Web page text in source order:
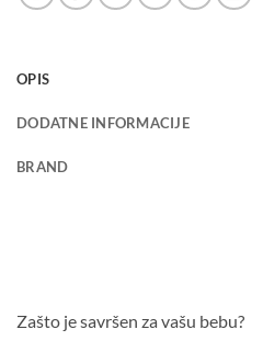
OPIS
DODATNE INFORMACIJE
BRAND
Zašto je savršen za vašu bebu?